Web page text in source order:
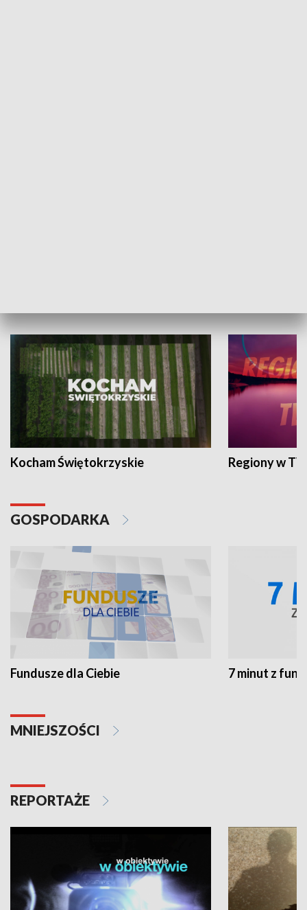
Kocham Świętokrzyskie Regiony w
GOSPODARKA
Fundusze dla Ciebie 7 minut z
MNIEJSZOŚCI
REPORTAŻE